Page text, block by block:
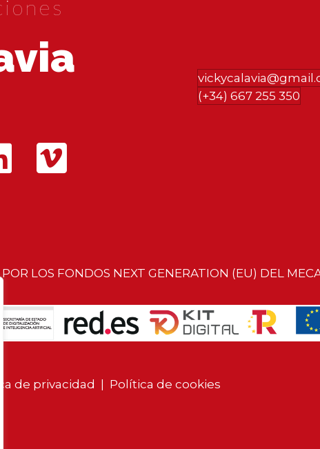
(+34) 667 255 350
LOS FONDOS NEXT GENERATION (EU) DEL
de privacidad | Política de cookies